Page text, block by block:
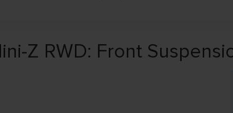
Z RWD: Front